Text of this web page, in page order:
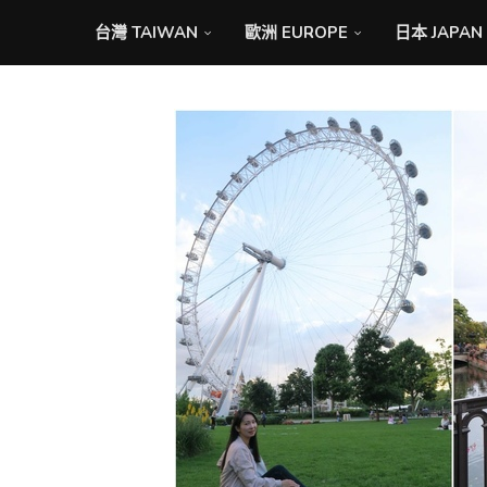
台灣 TAIWAN 歐洲 EUROPE 日本 JAPAN